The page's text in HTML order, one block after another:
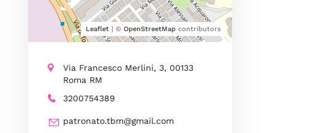
Leaflet| © OpenStreetMapcontributors
Via Francesco Merlini, 3, 00133
Roma RM
3200754389
patronato.tbm@gmail.com